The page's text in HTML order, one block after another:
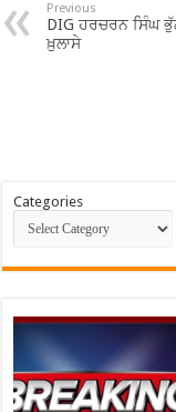
Previous
DIG ਹਰਚਰਨ ਸਿੰਘ
ਖ਼ੁਲਾਸੇ
Categories